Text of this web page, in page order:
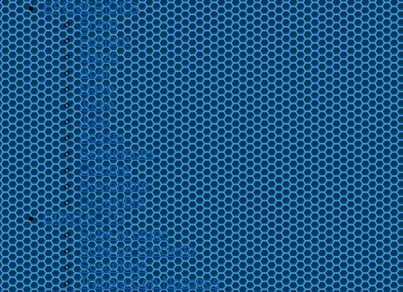
EFEMÉRIDES
Enero
Febrero
Marzo
Abril
Mayo
Junio
Julio
Agosto
Septiembre
Octubre
Noviembre
Diciembre
CONTACTO
Sube tu grupo
Sube un concierto
Suscríbete
Trabaja Con Nosotros